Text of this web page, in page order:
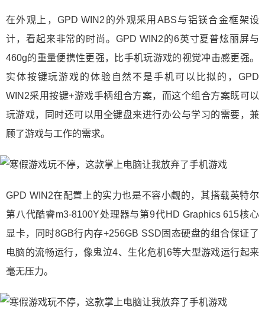
在外观上，GPD WIN2的外观采用ABS与铝镁合金框架设
计，看起来非常的时尚。GPD WIN2的6英寸夏普炫丽屏与
460g的重量便携性更强，比手机玩游戏的视觉冲击感更强。
实体按键玩游戏的体验自然不是手机可以比拟的，GPD
WIN2采用按键+游戏手柄组合方案，而这个组合方案既可以
玩游戏，同时还可以用全键盘来进行办公与学习的需要，兼
顾了游戏与工作的需求。
GPD WIN2在配置上的实力也是不容小觑的，其搭载英特尔
第八代酷睿m3-8100Y处理器与第9代HD Graphics 615核心
显卡，同时8GB行内存+256GB SSD固态硬盘的组合保证了
电脑的流畅运行，像鬼泣4、生化危机6等大型游戏运行起来
毫无压力。